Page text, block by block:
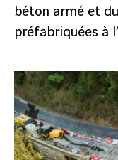
béton armé et
préfabriquées à